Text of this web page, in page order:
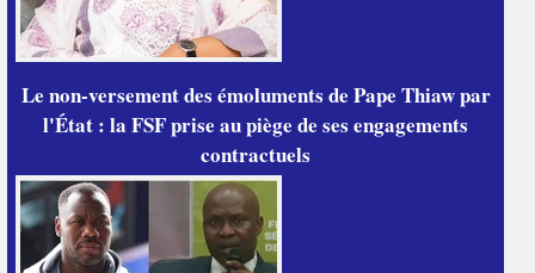
Le non-versement des émoluments de Pape Thiaw par
l'État : la FSF prise au piège de ses engagements
contractuels